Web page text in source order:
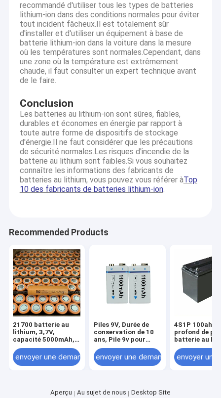
recommandé d'utiliser tous les types de batteries
lithium-ion dans des conditions normales pour éviter
tout incident fâcheux.Il est totalement sûr
d'installer et d'utiliser un équipement à base de
batterie lithium-ion dans la voiture dans la mesure
où les températures sont normales.Cependant, dans
une zone où la température est extrêmement
chaude, il faut consulter un expert technique avant
de le faire.
Conclusion
Les batteries au lithium-ion sont sûres, fiables,
durables et économes en énergie par rapport à
toute autre forme de dispositifs de stockage
d'énergie.Il ne faut considérer que les précautions
de sécurité normales.Les risques d'incendie de la
batterie au lithium sont faibles.Si vous souhaitez
connaître les informations des fabricants de
batteries au lithium, vous pouvez vous référer àTop
10 des fabricants de batteries lithium-ion.
Recommended Products
21700 batterie au
lithium, 3,7V,
capacité 5000mAh,
forme ronde, lampe
de poche très légère,
batterie
envoyer une demande
Piles 9V, Durée de
conservation de 10
ans, Pile 9v pour
détecteur de fumée,
Alimentation 9 Volts
pour pédales de
détecteur de
envoyer une demande
4S1P 100ah
profond de
batterie au
de 12 volts
envoyer une
Aperçu Au sujet de nous Desktop Site